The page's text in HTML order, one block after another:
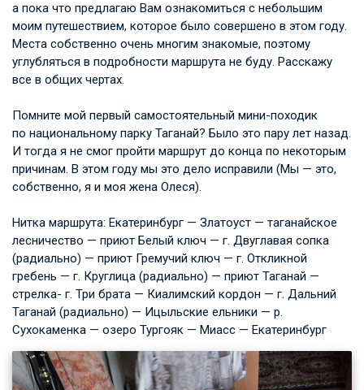
а пока что предлагаю Вам ознакомиться с небольшим
моим путешествием, которое было совершено в этом году.
Места собственно очень многим знакомые, поэтому
углубляться в подробности маршрута не буду. Расскажу
все в общих чертах.
Помните мой первый самостоятельный мини-походик
по национальному парку Таганай? Было это пару лет назад.
И тогда я не смог пройти маршрут до конца по некоторым
причинам. В этом году мы это дело исправили (Мы — это,
собственно, я и моя жена Олеся).
Нитка маршрута: Екатеринбург — Златоуст — таганайское
лесничество — приют Белый ключ — г. Двуглавая сопка
(радиально) — приют Гремучий ключ — г. Откликной
гребень — г. Круглица (радиально) — приют Таганай —
стрелка- г. Три брата — Киалимский кордон — г. Дальний
Таганай (радиально) — Ицыльские ельники — р.
Сухокаменка — озеро Тургояк — Миасс — Екатеринбург